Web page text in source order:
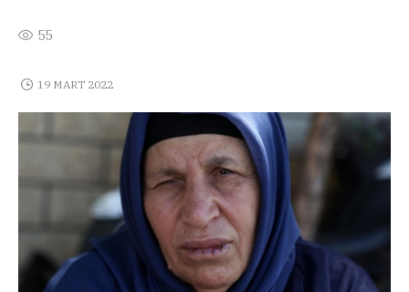
55
19 MART 2022